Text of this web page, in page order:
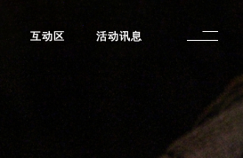
互动区 活动讯息